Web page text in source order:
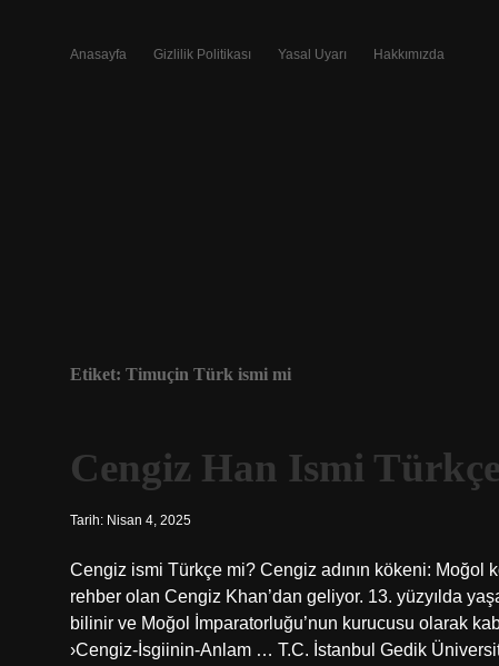
Anasayfa Gizlilik Politikası Yasal Uyarı Hakkımızda
Etiket: Timuçin Türk ismi mi
Cengiz Han Ismi
Tarih: Nisan 4, 2025
Cengiz ismi Türkçe mi? Cengiz adının kökeni:
rehber olan Cengiz Khan’dan geliyor. 13. yüzyılda
bilinir ve Moğol İmparatorluğu’nun kurucusu olarak
›Cengiz-İsgiinin-Anlam … T.C. İstanbul Gedik